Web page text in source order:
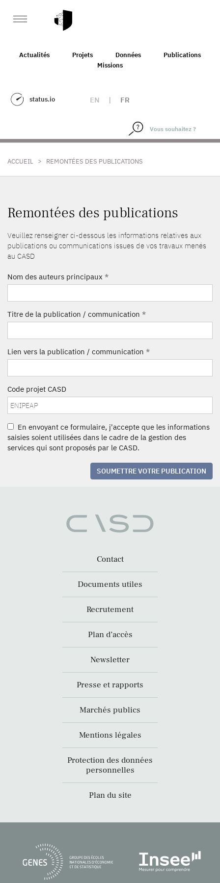
Actualités Projets Données
Publications
Missions
status.io EN | FR
ACCUEIL > REMONTÉES DES PUBLICATIONS
Remontées des publications
Veuillez renseigner ci-dessous les informations relatives aux
publications ou communications issues de vos travaux menés
au CASD
Nom des auteurs principaux *
Titre de la publication / communication *
Lien vers la publication / communication *
Code projet CASD
En envoyant ce formulaire, j'accepte que les informations
saisies soient utilisées dans le cadre de la gestion des
services qui sont proposés par le CASD.
SOUMETTRE VOTRE PUBLICATION
Contact
Documents utiles
Recrutement
Plan d’accès
Newsletter
Presse et rapports
Marchés publics
Mentions légales
Protection des données
personnelles
Plan du site